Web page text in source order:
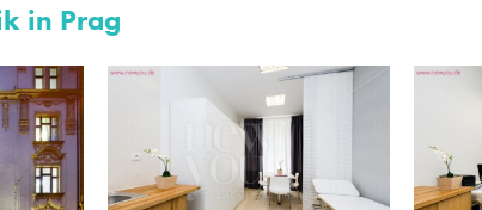
in Prag